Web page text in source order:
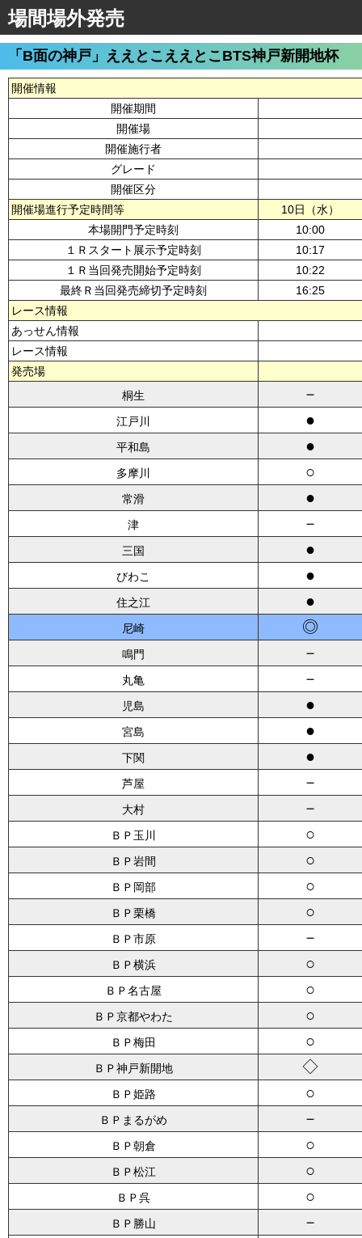
場間場外発売
「B面の神戸」ええとこええとこBTS神戸新開地杯
開催情報
開催期間
開催場
開催施行者
グレード
開催区分
開催場進行予定時間等
10日（水）
本場開門予定時刻
10:00
１Ｒスタート展示予定時刻
10:17
１Ｒ当回発売開始予定時刻
10:22
最終Ｒ当回発売締切予定時刻
16:25
レース情報
あっせん情報
レース情報
発売場
桐生
－
江戸川 ●
平和島 ●
多摩川 ○
常滑 ●
津 －
三国 ●
びわこ ●
住之江 ●
尼崎 ◎
鳴門 －
丸亀 －
児島 ●
宮島 ●
下関 ●
芦屋 －
大村 －
ＢＰ玉川 ○
ＢＰ岩間 ○
ＢＰ岡部 ○
ＢＰ栗橋 ○
ＢＰ市原 －
ＢＰ横浜 ○
ＢＰ名古屋 ○
ＢＰ京都やわた ○
ＢＰ梅田 ○
ＢＰ神戸新開地 ◇
ＢＰ姫路 ○
ＢＰまるがめ －
ＢＰ朝倉 ○
ＢＰ松江 ○
ＢＰ呉 ○
ＢＰ勝山 －